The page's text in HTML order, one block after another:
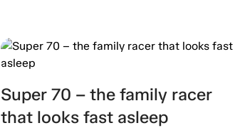
Super 70 – the family racer
that looks fast asleep